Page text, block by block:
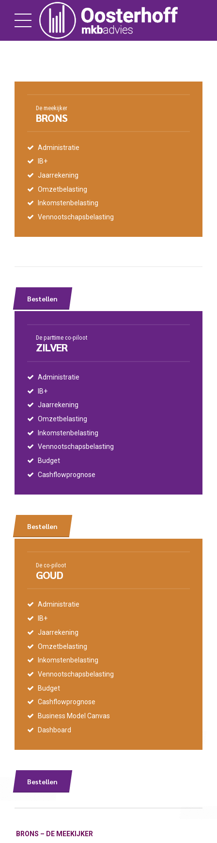
De meekijker
BRONS
Administratie
IB+
Jaarrekening
Omzetbelasting
Inkomstenbelasting
Vennootschapsbelasting
Bestellen
De parttime co-piloot
ZILVER
Administratie
IB+
Jaarrekening
Omzetbelasting
Inkomstenbelasting
Vennootschapsbelasting
Budget
Cashflowprognose
Bestellen
De co-piloot
GOUD
Administratie
IB+
Jaarrekening
Omzetbelasting
Inkomstenbelasting
Vennootschapsbelasting
Budget
Cashflowprognose
Business Model Canvas
Dashboard
Bestellen
BRONS – DE MEEKIJKER